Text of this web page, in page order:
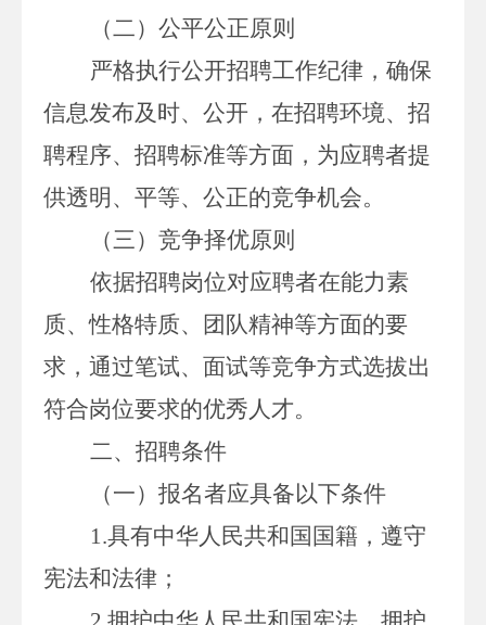
（二）公平公正原则
严格执行公开招聘工作纪律，确保
信息发布及时、公开，在招聘环境、招
聘程序、招聘标准等方面，为应聘者提
供透明、平等、公正的竞争机会。
（三）竞争择优原则
依据招聘岗位对应聘者在能力素
质、性格特质、团队精神等方面的要
求，通过笔试、面试等竞争方式选拔出
符合岗位要求的优秀人才。
二、招聘条件
（一）报名者应具备以下条件
1.具有中华人民共和国国籍，遵守
宪法和法律；